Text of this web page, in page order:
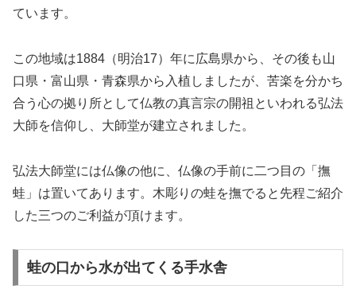
ています。
この地域は1884（明治17）年に広島県から、その後も山
口県・富山県・青森県から入植しましたが、苦楽を分かち
合う心の拠り所として仏教の真言宗の開祖といわれる弘法
大師を信仰し、大師堂が建立されました。
弘法大師堂には仏像の他に、仏像の手前に二つ目の「撫
蛙」は置いてあります。木彫りの蛙を撫でると先程ご紹介
した三つのご利益が頂けます。
蛙の口から水が出てくる手水舎